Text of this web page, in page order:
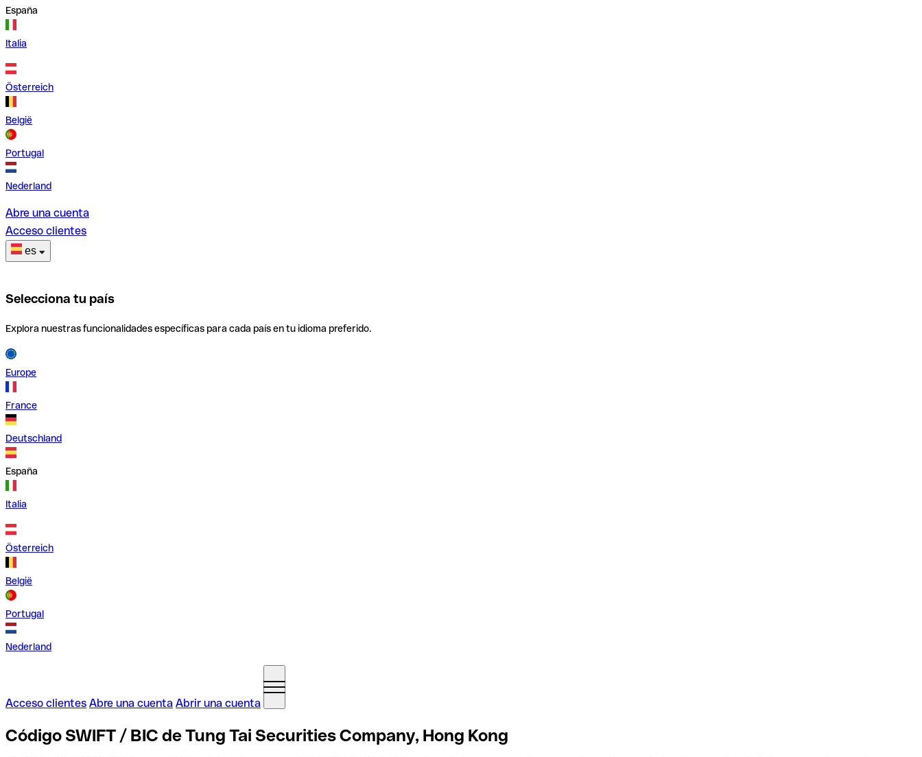
España
Italia
Österreich
België
Portugal
Nederland
Abre una cuenta
Acceso clientes
es
Selecciona tu país
Explora nuestras funcionalidades específicas para cada país en tu idioma preferido.
Europe
France
Deutschland
España
Italia
Österreich
België
Portugal
Nederland
Acceso clientes Abre una cuenta Abrir una cuenta
Código SWIFT / BIC de Tung Tai Securities Company, Hong Kong